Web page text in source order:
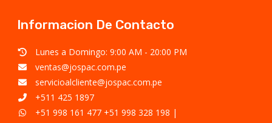
Informacion De Contacto
Lunes a Domingo: 9:00 AM - 20:00 PM
ventas@jospac.com.pe
servicioalcliente@jospac.com.pe
+511 425 1897
+51 998 161 477 +51 998 328 198 |